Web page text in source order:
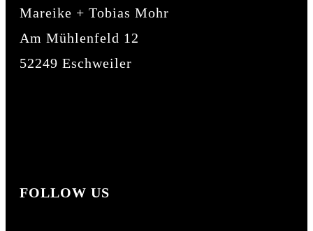
Mareike + Tobias Mohr
Am Mühlenfeld 12
52249 Eschweiler
FOLLOW US